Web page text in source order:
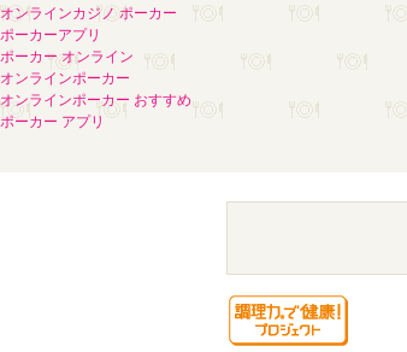
オンラインカジノ ポーカー
ポーカーアプリ
ポーカー オンライン
オンラインポーカー
オンラインポーカー おすすめ
ポーカー アプリ